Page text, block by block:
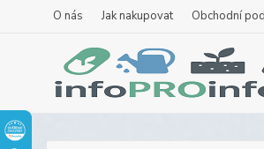
O nás Jak nakupovat Obchodní